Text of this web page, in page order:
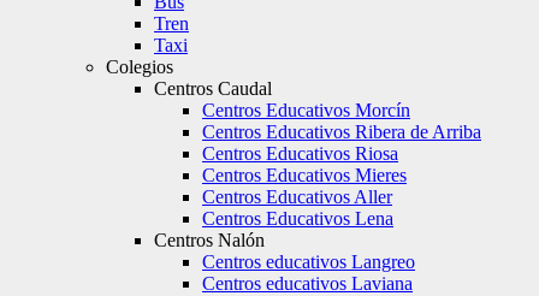
Tren
Taxi
Colegios
Centros Caudal
Centros Educativos Morcín
Centros Educativos Ribera de Arriba
Centros Educativos Riosa
Centros Educativos Mieres
Centros Educativos Aller
Centros Educativos Lena
Centros Nalón
Centros educativos Langreo
Centros educativos Laviana